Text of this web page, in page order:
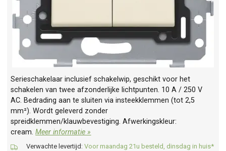
Serieschakelaar inclusief schakelwip, geschikt voor het
schakelen van twee afzonderlijke lichtpunten. 10 A / 250 V
AC. Bedrading aan te sluiten via insteekklemmen (tot 2,5
mm²). Wordt geleverd zonder
spreidklemmen/klauwbevestiging. Afwerkingskleur:
cream.Meer informatie »
Verwachte levertijd: Voor maandag 21u besteld, dinsdag in huis*